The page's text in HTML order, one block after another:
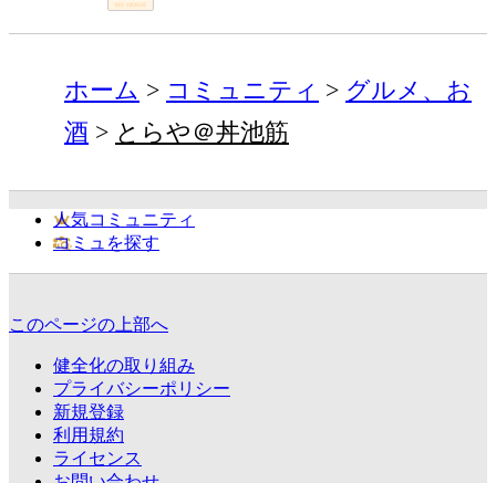
ホーム コミュニティ
グルメ、お
酒
とらや＠丼池筋
人気コミュニティ
コミュを探す
このページの上部へ
健全化の取り組み
プライバシーポリシー
新規登録
利用規約
ライセンス